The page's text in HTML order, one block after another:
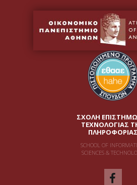
ΣΧΟΛΗ
ΤΕΧΝΟΛΟΓΙΑΣ
ΠΛΗΡΟΦΟΡΙΑΣ
SCHOOL OF
SCIENCES &